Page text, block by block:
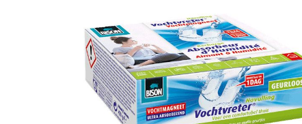
afbeeldingen-
gallerij